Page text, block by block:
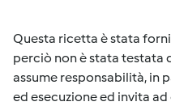
Questa ricetta è stata
perciò non è stata testata
assume responsabilità, in
ed esecuzione ed invita